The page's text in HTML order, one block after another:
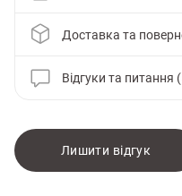
Доставка та
Відгуки та питання
Лишити відгук